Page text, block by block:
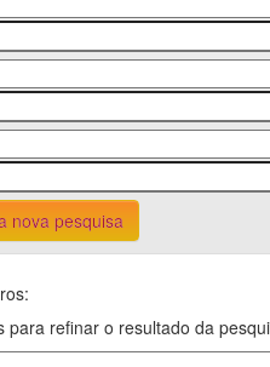
nova pesquisa
para refinar o resultado da